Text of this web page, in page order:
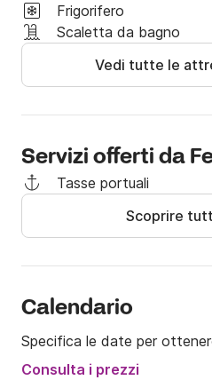
Frigorifero
Scaletta da bagno
Vedi tutte le
Servizi offerti da
Tasse portuali
Scoprire
Calendario
Specifica le date per
Consulta i prezzi